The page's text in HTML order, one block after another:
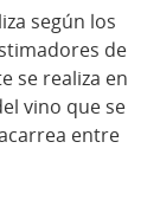
según los
de
se realiza en
vino que se
entre